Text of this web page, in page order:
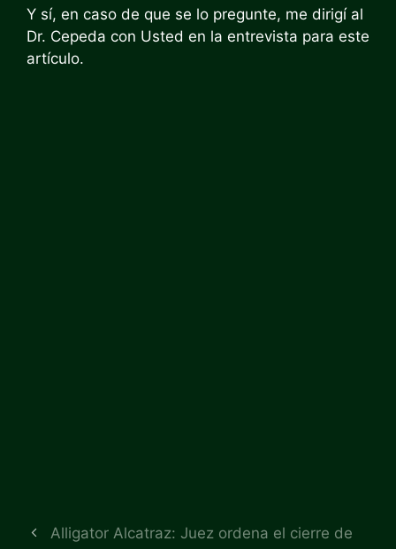
Y sí, en caso de que se lo pregunte, me dirigí al
Dr. Cepeda con Usted en la entrevista para este
artículo.
Alligator Alcatraz: Juez ordena el cierre de